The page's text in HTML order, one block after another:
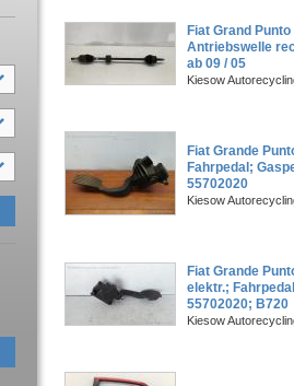
Fiat Grand Punto
Antriebswelle
ab 09 / 05
Kiesow
Fiat Grande
Fahrpedal;
55702020
Kiesow
Fiat Grande
elektr.;
55702020; B720
Kiesow